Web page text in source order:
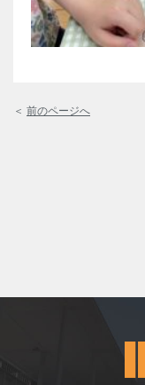
＜ 前のページへ